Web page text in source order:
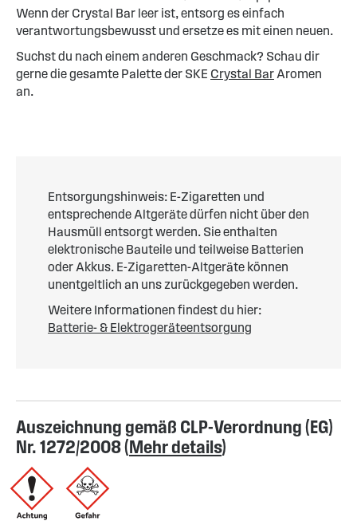
Wenn der Crystal Bar leer ist, entsorg es einfach
verantwortungsbewusst und ersetze es mit einen neuen.
Suchst du nach einem anderen Geschmack? Schau dir
gerne die gesamte Palette der SKE Crystal Bar Aromen
an.
Entsorgungshinweis: E-Zigaretten und
entsprechende Altgeräte dürfen nicht über den
Hausmüll entsorgt werden. Sie enthalten
elektronische Bauteile und teilweise Batterien
oder Akkus. E-Zigaretten-Altgeräte können
unentgeltlich an uns zurückgegeben werden.
Weitere Informationen findest du hier:
Batterie- & Elektrogeräteentsorgung
Auszeichnung gemäß CLP-Verordnung (EG)
Nr. 1272/2008 (Mehr details)